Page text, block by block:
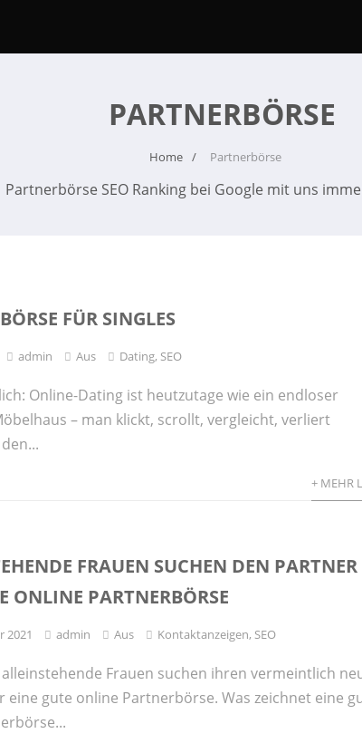
PARTNERBÖRSE
Home Partnerbörse
Partnerbörse SEO Ranking bei Google mit uns
FÜR SINGLES
admin Aus Dating, SEO
Online-Dating ist heutzutage wie ein endloser
– man klickt, scrollt, vergleicht, verliert
+ MEHR
FRAUEN SUCHEN DEN PARTNER
ONLINE PARTNERBÖRSE
2021 admin Aus Kontaktanzeigen, SEO
Frauen suchen ihren vermeintlich
eine gute online Partnerbörse. Was zeichnet eine